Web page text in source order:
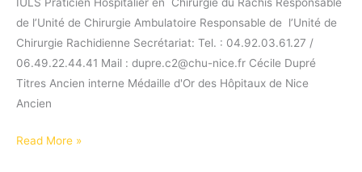
IULS Praticien Hospitalier en Chirurgie du Rachis Responsable
de l’Unité de Chirurgie Ambulatoire Responsable de l’Unité de
Chirurgie Rachidienne Secrétariat: Tel. : 04.92.03.61.27 /
06.49.22.44.41 Mail : dupre.c2@chu-nice.fr Cécile Dupré
Titres Ancien interne Médaille d'Or des Hôpitaux de Nice
Ancien
Pr
Read More »